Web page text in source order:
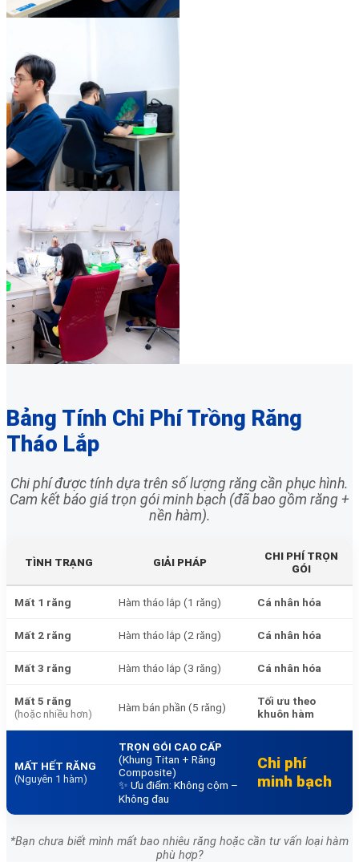
Bảng Tính Chi Phí Trồng Răng
Tháo Lắp
Chi phí được tính dựa trên số lượng răng cần phục hình.
Cam kết báo giá trọn gói minh bạch (đã bao gồm răng +
nền hàm).
TÌNH TRẠNG GIẢI PHÁP
CHI PHÍ TRỌN
GÓI
Mất 1 răng Hàm tháo lắp (1 răng) Cá nhân hóa
Mất 2 răng Hàm tháo lắp (2 răng) Cá nhân hóa
Mất 3 răng Hàm tháo lắp (3 răng) Cá nhân hóa
Mất 5 răng
(hoặc nhiều hơn)
Hàm bán phần (5 răng)
Tối ưu theo
khuôn hàm
MẤT HẾT RĂNG
(Nguyên 1 hàm)
TRỌN GÓI CAO CẤP
(Khung Titan + Răng
Composite)
✨ Ưu điểm: Không cộm –
Không đau
Chi phí
minh bạch
*Bạn chưa biết mình mất bao nhiêu răng hoặc cần tư vấn loại hàm
phù hợp?